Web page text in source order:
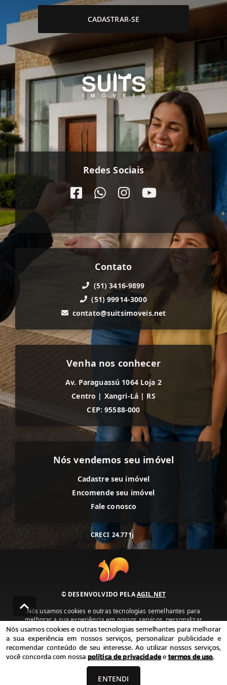
CADASTRAR-SE
Redes Sociais
Contato
(51) 3416-9899
(51) 99914-3000
contato@suitsimoveis.net
Venha nos conhecer
Av. Paraguassú 1064 Loja 2
Centro | Xangri-Lá | RS
CEP: 95588-000
Nós vendemos seu imóvel
Cadastre seu imóvel
Encomende seu imóvel
Fale conosco
CRECI 24.771j
© DESENVOLVIDO PELAAGIL.NET
Nós usamos cookies e outras tecnologias semelhantes para
melhorar a sua experiência em nossos serviços, personalizar
publicidade e recomendar conteúdo de seu interesse. Ao utilizar
nossos serviços, você concorda com nossa política de privacidade e
termos de uso.
Política de Privacidade Termos de uso
Nós usamos cookies e outras tecnologias semelhantes para melhorar
a sua experiência em nossos serviços, personalizar publicidade e
recomendar conteúdo de seu interesse. Ao utilizar nossos serviços,
você concorda com nossa política de privacidadeetermos de uso.
ENTENDI